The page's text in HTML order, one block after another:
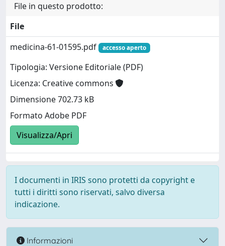
File in questo prodotto:
File
medicina-61-01595.pdf
accesso aperto
Tipologia: Versione Editoriale (PDF)
Licenza: Creative commons
Dimensione 702.73 kB
Formato Adobe PDF
Visualizza/Apri
I documenti in IRIS sono protetti da copyright e
tutti i diritti sono riservati, salvo diversa
indicazione.
Informazioni